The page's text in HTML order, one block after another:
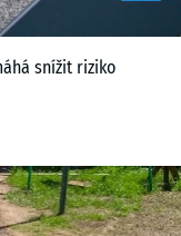
snížit riziko